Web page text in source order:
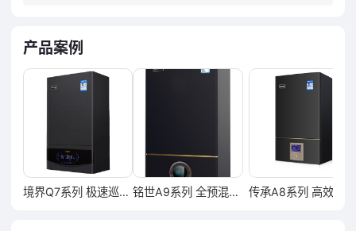
产品案例
境界Q7系列 极速巡航零冷水燃气壁挂炉 铭世A9系列 全预混冷凝式燃气暖浴两用炉